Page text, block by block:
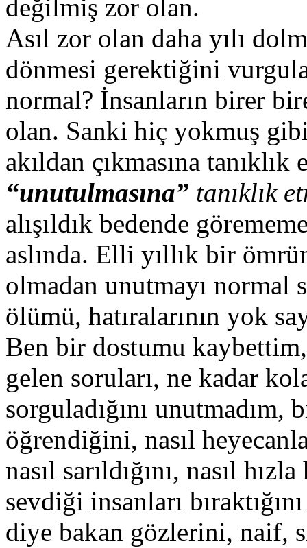
değilmiş zor olan.
Asıl zor olan daha yılı
dönmesi gerektiğini
normal? İnsanların birer
olan. Sanki hiç yokmuş
akıldan çıkmasına
“unutulmasına” tanıklık
alışıldık bedende
aslında. Elli yıllık bir
olmadan unutmayı normal
ölümü, hatıralarının yok
Ben bir dostumu
gelen soruları, ne kadar
sorguladığını unutmadım,
öğrendiğini, nasıl
nasıl sarıldığını, nasıl
sevdiği insanları
diye bakan gözlerini, naif,